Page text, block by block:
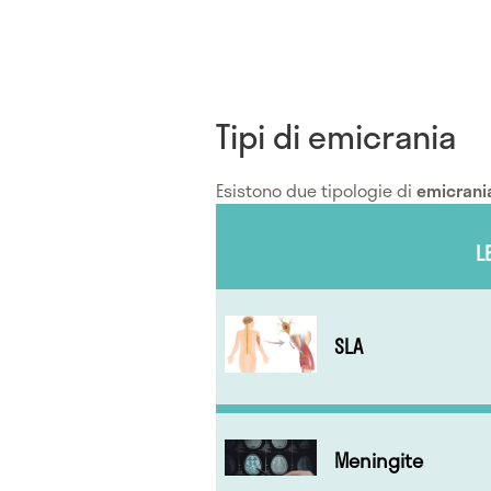
Tipi di emicrania
Esistono due tipologie di
SLA
Meningite